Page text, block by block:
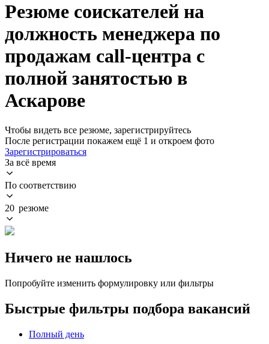
Резюме соискателей на
должность менеджера по
продажам call-центра с
полной занятостью в
Аскарове
Чтобы видеть все резюме, зарегистрируйтесь
После регистрации покажем ещё 1 и откроем фото
Зарегистрироваться
За всё время
По соответствию
20 резюме
Ничего не нашлось
Попробуйте изменить формулировку или фильтры
Быстрые фильтры подбора вакансий
Полный день